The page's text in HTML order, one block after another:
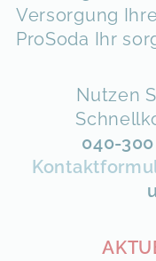
Versorgung
ProSoda Ihr
Nutzen
040-